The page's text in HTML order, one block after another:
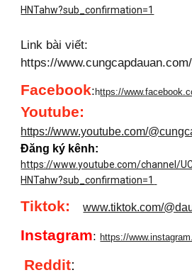
HNTahw?sub_confirmation=1
Link bài viết:
https://
Facebook: https://
Youtube:
https://www.youtube.com/
Đăng ký kênh:
https://www.youtube.com/channel/
HNTahw?sub_confirmation=1
Tiktok:www.tiktok.com/
Instagram: https://
Reddit: